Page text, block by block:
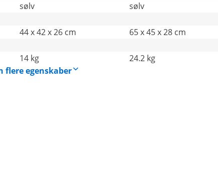
sølv sølv
44 x 42 x 26 cm 65 x 45 x 28 cm
14 kg 24.2 kg
flere egenskaber